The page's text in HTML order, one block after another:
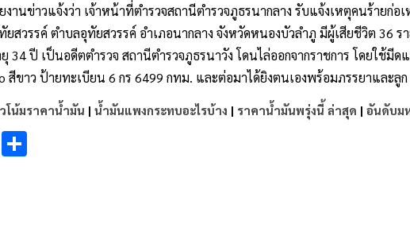
งานข่าวแจ้งว่า เจ้าหน้าที่ตำรวจสถานีตำรวจภูธรนากลาง รับแจ้งเหตุคนร้ายก่อ
ยสวรรค์ ตำบลอุทัยสวรรค์ อำเภอนากลาง จังหวัดหนองบัวลำภู มีผู้เสียชีวิต 36 ร
34ปี เป็นอดีตตำรวจ สถานีตำรวจภูธรนาวัง โดนไล่ออกจากราชการ โดยใช้มีด
สีขาว ป้ายทะเบียน 6 กร 6499 กทม. และต่อมาได้ยิงตนเองพร้อมภรรยาและลูก
โน้มราคาน้ำมัน | น้ำมันแพงกระทบอะไรบ้าง | ราคาน้ำมันพรุ่งนี้ ล่าสุด | อันดับม
Copy